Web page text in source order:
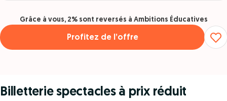
Billetterie spectacles à prix réduit
Profitez de l’offre
Grâce à vous, 2% sont reversés à Ambitions Éducatives